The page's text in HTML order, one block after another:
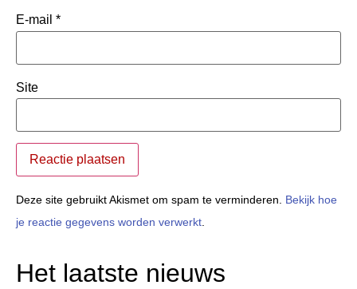
E-mail *
Site
Deze site gebruikt Akismet om spam te verminderen. Bekijk hoe
je reactie gegevens worden verwerkt
Het laatste nieuws